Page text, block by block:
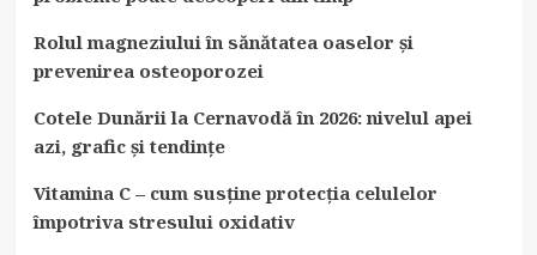
Rolul magneziului în sănătatea oaselor și
prevenirea osteoporozei
Cotele Dunării la Cernavodă în 2026: nivelul apei
azi, grafic și tendințe
Vitamina C – cum susține protecția celulelor
împotriva stresului oxidativ